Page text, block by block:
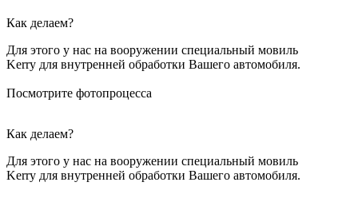
Как делаем?
Для этого у нас на вооружении специальный мовиль
Kerry для внутренней обработки Вашего автомобиля.
Посмотрите фотопроцесса
Как делаем?
Для этого у нас на вооружении специальный мовиль
Kerry для внутренней обработки Вашего автомобиля.